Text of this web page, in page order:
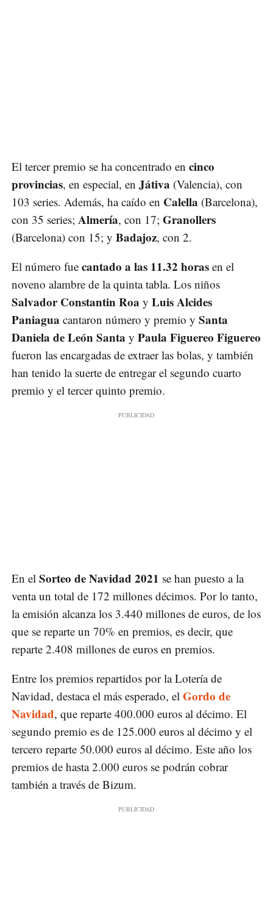
El tercer premio se ha concentrado en cinco
provincias, en especial, en Játiva (Valencia), con
103 series. Además, ha caído en Calella (Barcelona),
con 35 series; Almería, con 17; Granollers
(Barcelona) con 15; y Badajoz, con 2.
El número fue cantado a las 11.32 horas en el
noveno alambre de la quinta tabla. Los niños
Salvador Constantin Roa y Luis Alcides
Paniagua cantaron número y premio y Santa
Daniela de León Santa y Paula Figuereo Figuereo
fueron las encargadas de extraer las bolas, y también
han tenido la suerte de entregar el segundo cuarto
premio y el tercer quinto premio.
En el Sorteo de Navidad 2021 se han puesto a la
venta un total de 172 millones décimos. Por lo tanto,
la emisión alcanza los 3.440 millones de euros, de los
que se reparte un 70% en premios, es decir, que
reparte 2.408 millones de euros en premios.
Entre los premios repartidos por la Lotería de
Navidad, destaca el más esperado, el Gordo de
Navidad, que reparte 400.000 euros al décimo. El
segundo premio es de 125.000 euros al décimo y el
tercero reparte 50.000 euros al décimo. Este año los
premios de hasta 2.000 euros se podrán cobrar
también a través de Bizum.